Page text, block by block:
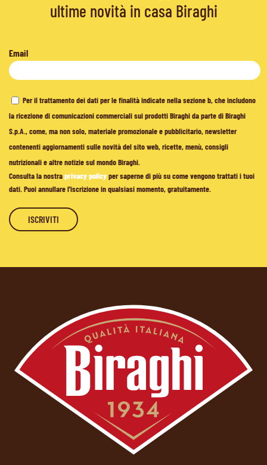
ultime novità in casa Biraghi
Email
Per il trattamento dei dati per le finalità indicate nella sezione b, che includono
la ricezione di comunicazioni commerciali sui prodotti Biraghi da parte di Biraghi
S.p.A., come, ma non solo, materiale promozionale e pubblicitario, newsletter
contenenti aggiornamenti sulle novità del sito web, ricette, menù, consigli
nutrizionali e altre notizie sul mondo Biraghi.
Consulta la nostraprivacy policyper saperne di più su come vengono trattati i tuoi
dati. Puoi annullare l'iscrizione in qualsiasi momento, gratuitamente.